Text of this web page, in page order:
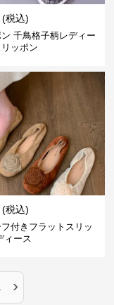
(税込)
千鳥格子柄レディー
ッポン
(税込)
付きフラットスリッ
ィース
›